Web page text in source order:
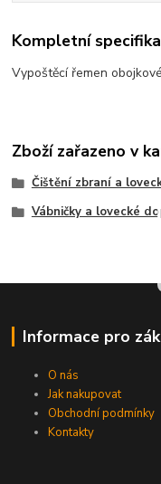
Kompletní
Vypoštěcí řemen
Zboží zařazeno v
Čištění zbraní a
Vábničky a lovecké
Informace pro
O nás
Jak nakupovat
Obchodní podmínky
Kontakty